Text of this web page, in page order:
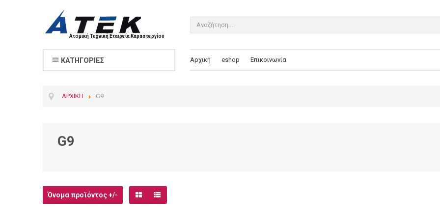
Ατομική Τεχνική Εταιρεία Καραστεργίου
ΚΑΤΗΓΟΡΊΕΣ Αρχική eshop Επικοινωνία
ΑΡΧΙΚΉ G9
G9
Όνομα προϊόντος +/-